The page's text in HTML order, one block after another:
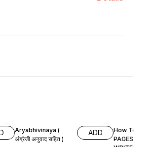
Aryabhivinaya (
अंग्रेजी अनुवाद सहित )
ADD
How To Live
PAGES—136,